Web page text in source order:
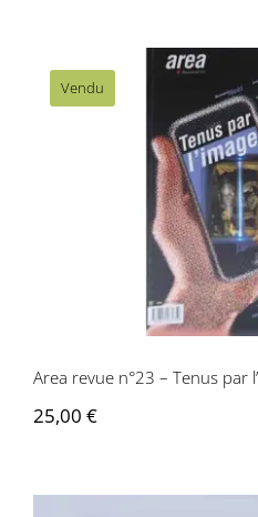
Vendu
Area revue n°23 –
Area revue n°23 – Tenus par
25,00 €